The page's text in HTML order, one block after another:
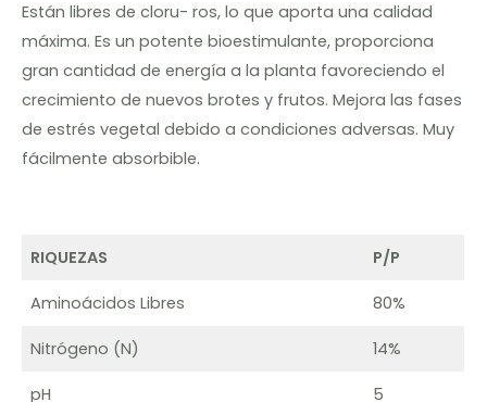
Están libres de cloru- ros, lo que aporta una calidad
máxima. Es un potente bioestimulante, proporciona
gran cantidad de energía a la planta favoreciendo el
crecimiento de nuevos brotes y frutos. Mejora las fases
de estrés vegetal debido a condiciones adversas. Muy
fácilmente absorbible.
RIQUEZAS P/P
Aminoácidos Libres 80%
Nitrógeno (N) 14%
pH 5